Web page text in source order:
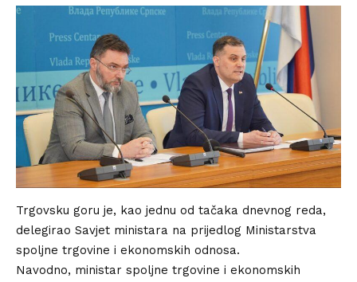
Trgovsku goru je, kao jednu od tačaka dnevnog reda,
delegirao Savjet ministara na prijedlog Ministarstva
spoljne trgovine i ekonomskih odnosa.
Navodno, ministar spoljne trgovine i ekonomskih